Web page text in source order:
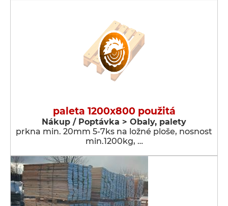
paleta 1200x800 použitá
Nákup / Poptávka > Obaly, palety
prkna min. 20mm 5-7ks na ložné ploše, nosnost
min.1200kg, …